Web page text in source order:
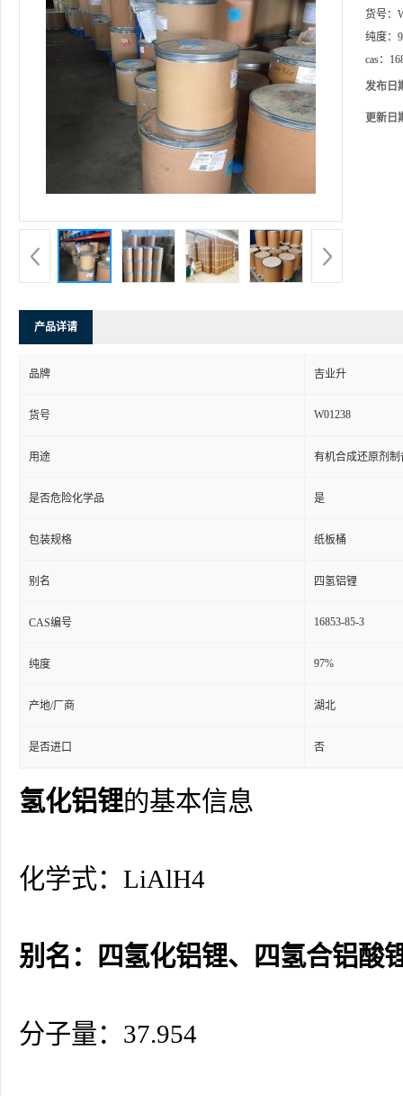
货号：
纯度：
cas：
发布日
更新日
产品详请
品牌 吉业升
货号 W01238
用途 有机合成还原剂
是否危险化学品 是
包装规格 纸板桶
别名 四氢铝锂
CAS编号 16853-85-3
纯度 97%
产地/厂商 湖北
是否进口 否
氢化铝锂的基本信息
化学式：LiAlH4
别名：四氢化铝锂、四氢合铝酸
分子量：37.954